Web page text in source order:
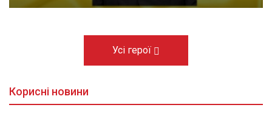
Усі герої
Корисні новини